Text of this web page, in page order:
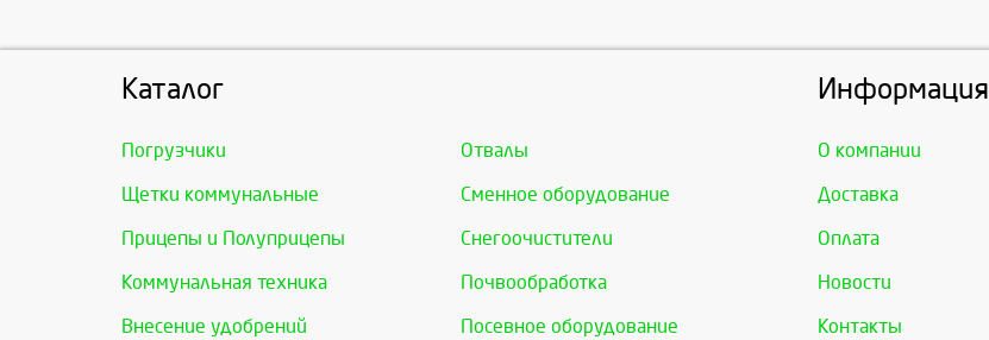
Каталог
Погрузчики Отвалы
Щетки коммунальные Сменное оборудование
Прицепы и Полуприцепы Снегоочистители
Коммунальная техника Почвообработка
Внесение удобрений Посевное оборудование
Информация
О компании
Доставка
Оплата
Новости
Контакты